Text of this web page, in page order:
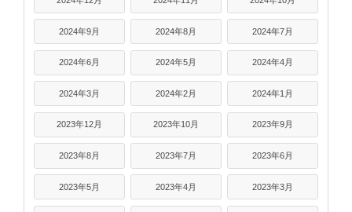
2024年9月 2024年8月 2024年7月
2024年6月 2024年5月 2024年4月
2024年3月 2024年2月 2024年1月
2023年12月 2023年10月 2023年9月
2023年8月 2023年7月 2023年6月
2023年5月 2023年4月 2023年3月